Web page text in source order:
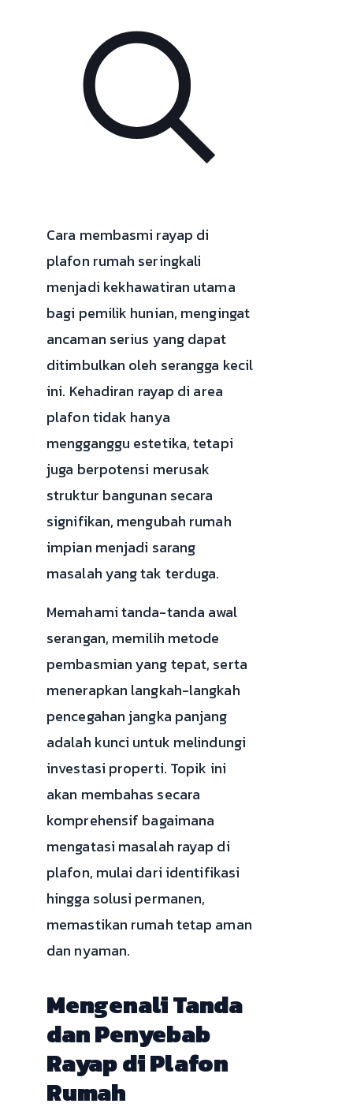
Cara membasmi rayap di
plafon rumah seringkali
menjadi kekhawatiran utama
bagi pemilik hunian, mengingat
ancaman serius yang dapat
ditimbulkan oleh serangga kecil
ini. Kehadiran rayap di area
plafon tidak hanya
mengganggu estetika, tetapi
juga berpotensi merusak
struktur bangunan secara
signifikan, mengubah rumah
impian menjadi sarang
masalah yang tak terduga.
Memahami tanda-tanda awal
serangan, memilih metode
pembasmian yang tepat, serta
menerapkan langkah-langkah
pencegahan jangka panjang
adalah kunci untuk melindungi
investasi properti. Topik ini
akan membahas secara
komprehensif bagaimana
mengatasi masalah rayap di
plafon, mulai dari identifikasi
hingga solusi permanen,
memastikan rumah tetap aman
dan nyaman.
Mengenali Tanda
dan Penyebab
Rayap di Plafon
Rumah